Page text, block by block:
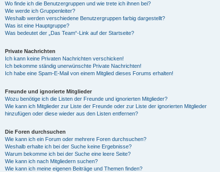
Wo finde ich die Benutzergruppen und wie trete ich ihnen bei?
Wie werde ich Gruppenleiter?
Weshalb werden verschiedene Benutzergruppen farbig dargestellt?
Was ist eine Hauptgruppe?
Was bedeutet der „Das Team“-Link auf der Startseite?
Private Nachrichten
Ich kann keine Privaten Nachrichten verschicken!
Ich bekomme ständig unerwünschte Private Nachrichten!
Ich habe eine Spam-E-Mail von einem Mitglied dieses Forums erhalten!
Freunde und ignorierte Mitglieder
Wozu benötige ich die Listen der Freunde und ignorierten Mitglieder?
Wie kann ich Mitglieder zur Liste der Freunde oder zur Liste der ignorierten Mitglieder
hinzufügen oder diese wieder aus den Listen entfernen?
Die Foren durchsuchen
Wie kann ich ein Forum oder mehrere Foren durchsuchen?
Weshalb erhalte ich bei der Suche keine Ergebnisse?
Warum bekomme ich bei der Suche eine leere Seite?
Wie kann ich nach Mitgliedern suchen?
Wie kann ich meine eigenen Beiträge und Themen finden?